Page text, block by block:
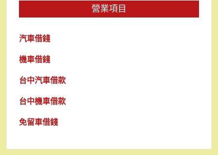
營業項目
汽車借錢
機車借錢
台中汽車借款
台中機車借款
免留車借錢